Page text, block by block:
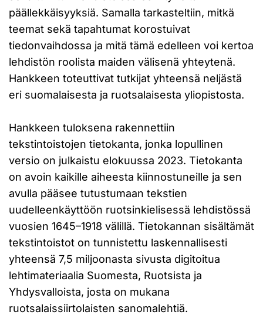
päällekkäisyyksiä. Samalla tarkasteltiin, mitkä
teemat sekä tapahtumat korostuivat
tiedonvaihdossa ja mitä tämä edelleen voi kertoa
lehdistön roolista maiden välisenä yhteytenä.
Hankkeen toteuttivat tutkijat yhteensä neljästä
eri suomalaisesta ja ruotsalaisesta yliopistosta.
Hankkeen tuloksena rakennettiin
tekstintoistojen tietokanta, jonka lopullinen
versio on julkaistu elokuussa 2023. Tietokanta
on avoin kaikille aiheesta kiinnostuneille ja sen
avulla pääsee tutustumaan tekstien
uudelleenkäyttöön ruotsinkielisessä lehdistössä
vuosien 1645­­–1918 välillä. Tietokannan sisältämät
tekstintoistot on tunnistettu laskennallisesti
yhteensä 7,5 miljoonasta sivusta digitoitua
lehtimateriaalia Suomesta, Ruotsista ja
Yhdysvalloista, josta on mukana
ruotsalaissiirtolaisten sanomalehtiä.